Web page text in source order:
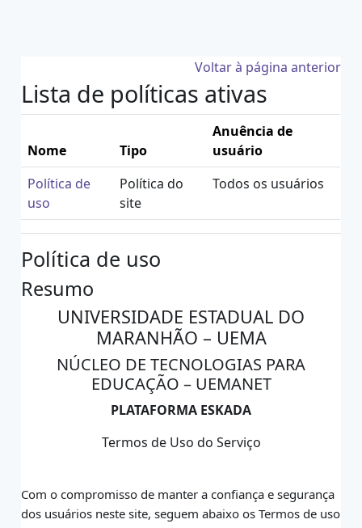
Voltar à página anterior
Lista de políticas ativas
Nome Tipo
Anuência de
usuário
Política de
uso
Política do
site
Todos os usuários
Política de uso
Resumo
UNIVERSIDADE ESTADUAL DO
MARANHÃO – UEMA
NÚCLEO DE TECNOLOGIAS PARA
EDUCAÇÃO – UEMANET
PLATAFORMA ESKADA
Termos de Uso do Serviço
Com o compromisso de manter a confiança e segurança
dos usuários neste site,seguem abaixo os Termos de uso